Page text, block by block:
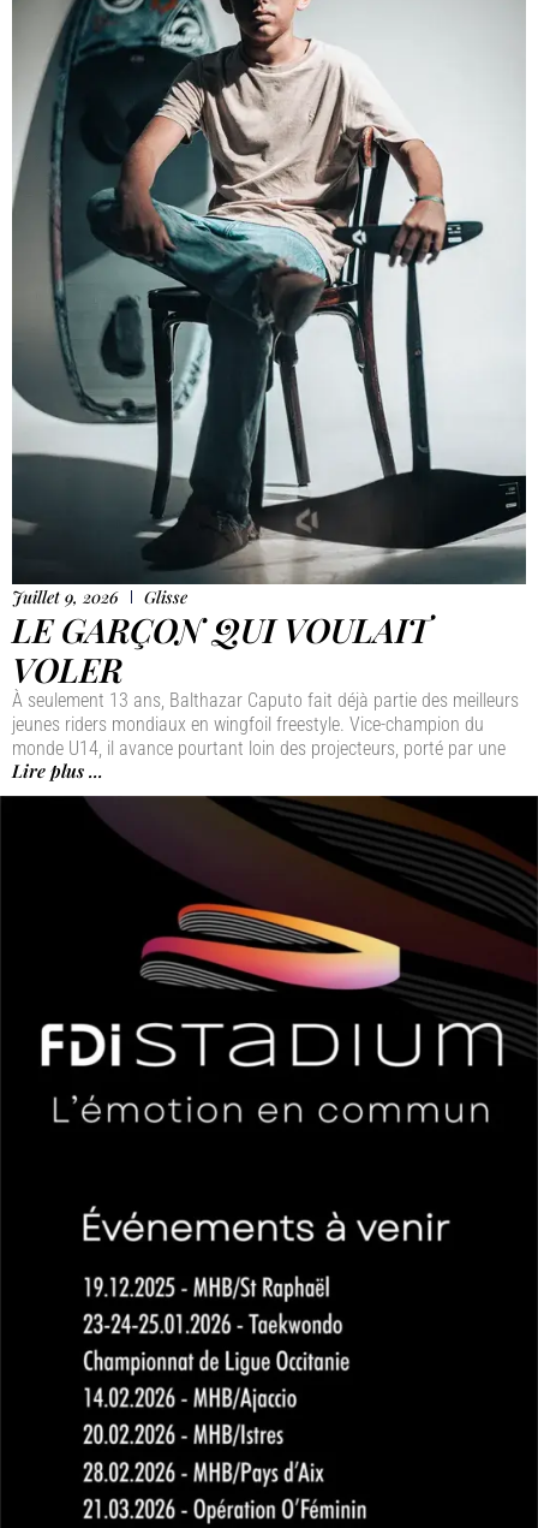
Juillet 9, 2026 Glisse
LE GARÇON QUI VOULAIT
VOLER
À seulement 13 ans, Balthazar Caputo fait déjà partie des meilleurs
jeunes riders mondiaux en wingfoil freestyle. Vice-champion du
monde U14, il avance pourtant loin des projecteurs, porté par une
Lire plus ...